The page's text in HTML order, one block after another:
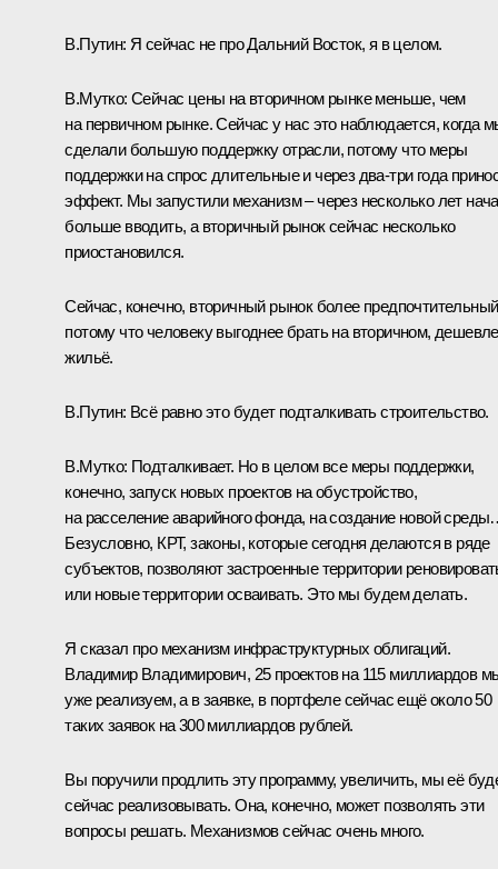
В.Путин: Я сейчас не про Дальний Восток, я в целом.
В.Мутко: Сейчас цены на вторичном рынке меньше, чем
на первичном рынке. Сейчас у нас это наблюдается, когда
сделали большую поддержку отрасли, потому что меры
поддержки на спрос длительные и через два-три года
эффект. Мы запустили механизм – через несколько лет
больше вводить, а вторичный рынок сейчас несколько
приостановился.
Сейчас, конечно, вторичный рынок более
потому что человеку выгоднее брать на вторичном, дешевле
жильё.
В.Путин: Всё равно это будет подталкивать строительство.
В.Мутко: Подталкивает. Но в целом все меры поддержки,
конечно, запуск новых проектов на обустройство,
на расселение аварийного фонда, на создание новой
Безусловно, КРТ, законы, которые сегодня делаются в ряде
субъектов, позволяют застроенные территории
или новые территории осваивать. Это мы будем делать.
Я сказал про механизм инфраструктурных облигаций.
Владимир Владимирович, 25 проектов на 115 миллиардов
уже реализуем, а в заявке, в портфеле сейчас ещё около 50
таких заявок на 300 миллиардов рублей.
Вы поручили продлить эту программу, увеличить, мы её
сейчас реализовывать. Она, конечно, может позволять эти
вопросы решать. Механизмов сейчас очень много.